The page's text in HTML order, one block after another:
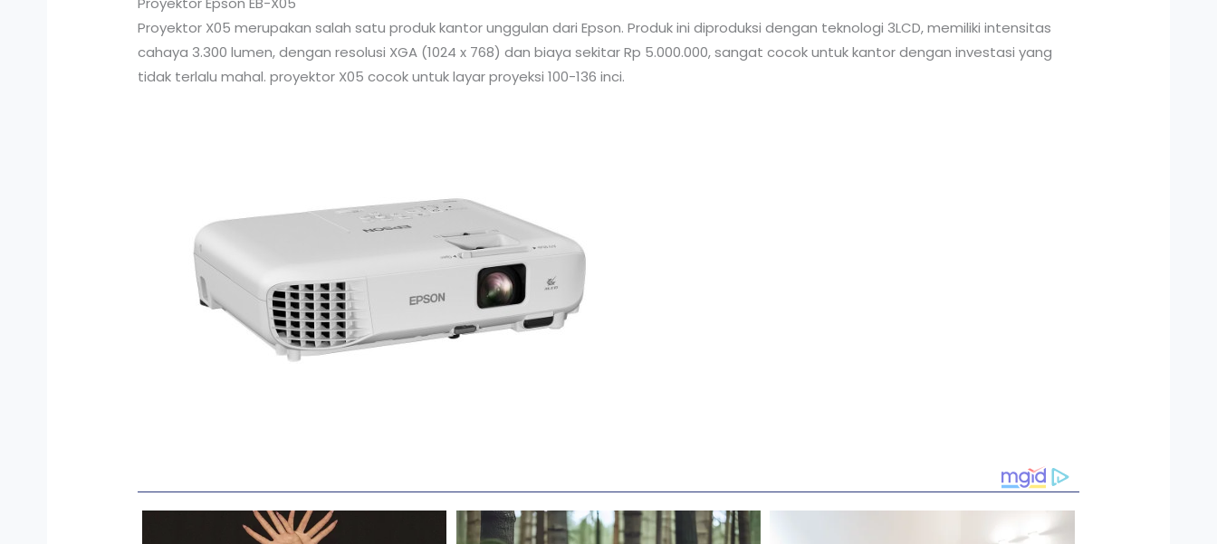
Proyektor X05 merupakan salah satu produk kantor unggulan dari Epson. Produk ini diproduksi dengan teknologi 3LCD, memiliki intensitas
cahaya 3.300 lumen, dengan resolusi XGA (1024 x 768) dan biaya sekitar Rp 5.000.000, sangat cocok untuk kantor dengan investasi yang
tidak terlalu mahal. proyektor X05 cocok untuk layar proyeksi 100-136 inci.